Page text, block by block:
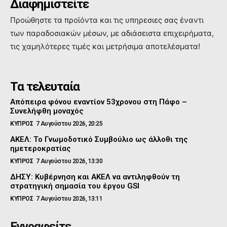
Διαφημιστείτε
Προώθηστε τα προϊόντα και τις υπηρεσιες σας έναντι
των παραδοσιακών μέσων, με αδιάσειστα επιχειρήματα,
τις χαμηλότερες τιμές και μετρήσιμα αποτελέσματα!
Τα τελευταία
Απόπειρα φόνου εναντίον 53χρονου στη Πάφο –
Συνελήφθη μοναχός
ΚΥΠΡΟΣ 7 Αυγούστου 2026, 20:25
ΑΚΕΛ: Το Γνωμοδοτικό Συμβούλιο ως άλλοθι της
ημετεροκρατίας
ΚΥΠΡΟΣ 7 Αυγούστου 2026, 13:30
ΔΗΣΥ: Κυβέρνηση και ΑΚΕΛ να αντιληφθούν τη
στρατηγική σημασία του έργου GSI
ΚΥΠΡΟΣ 7 Αυγούστου 2026, 13:11